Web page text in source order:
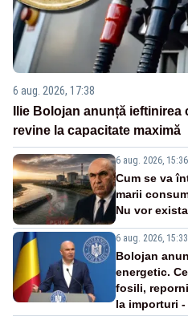
6 aug. 2026, 17:38
Ilie Bolojan anunță
revine la capacitate maximă
6 aug. 2026, 15:36
Cum se va
marii
Nu vor
6 aug. 2026, 15:33
Bolojan
energetic.
fosili,
la importuri -